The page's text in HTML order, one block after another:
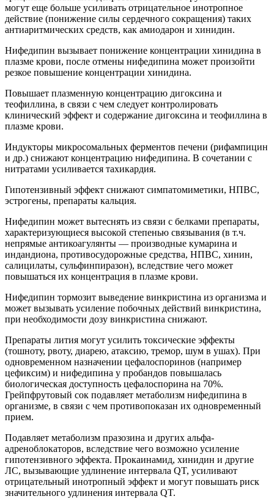
могут еще больше усиливать отрицательное инотропное
действие (понижение силы сердечного сокращения) таких
антиаритмических средств, как амиодарон и хинидин.
Нифедипин вызывает понижение концентрации хинидина в
плазме крови, после отмены нифедипина может произойти
резкое повышение концентрации хинидина.
Повышает плазменную концентрацию дигоксина и
теофиллина, в связи с чем следует контролировать
клинический эффект и содержание дигоксина и теофиллина в
плазме крови.
Индукторы микросомальных ферментов печени (рифампицин
и др.) снижают концентрацию нифедипина. В сочетании с
нитратами усиливается тахикардия.
Гипотензивный эффект снижают симпатомиметики, НПВС,
эстрогены, препараты кальция.
Нифедипин может вытеснять из связи с белками препараты,
характеризующиеся высокой степенью связывания (в т.ч.
непрямые антикоагулянты — производные кумарина и
индандиона, противосудорожные средства, НПВС, хинин,
салицилаты, сульфинпиразон), вследствие чего может
повышаться их концентрация в плазме крови.
Нифедипин тормозит выведение винкристина из организма и
может вызывать усиление побочных действий винкристина,
при необходимости дозу винкристина снижают.
Препараты лития могут усилить токсические эффекты
(тошноту, рвоту, диарею, атаксию, тремор, шум в ушах). При
одновременном назначении цефалоспоринов (например
цефиксим) и нифедипина у пробандов повышалась
биологическая доступность цефалоспорина на 70%.
Грейпфрутовый сок подавляет метаболизм нифедипина в
организме, в связи с чем противопоказан их одновременный
прием.
Подавляет метаболизм празозина и других альфа-
адреноблокаторов, вследствие чего возможно усиление
гипотензивного эффекта. Прокаинамид, хинидин и другие
ЛС, вызывающие удлинение интервала QT, усиливают
отрицательный инотропный эффект и могут повышать риск
значительного удлинения интервала QT.